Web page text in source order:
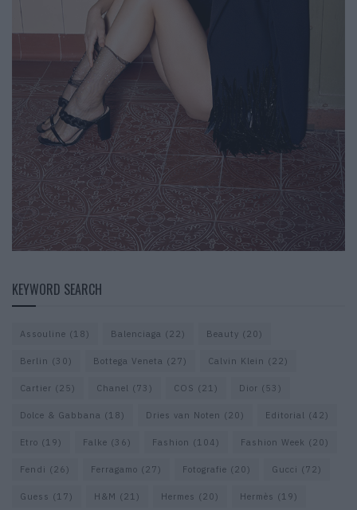
KEYWORD SEARCH
Assouline (18) Balenciaga (22) Beauty (20)
Berlin (30) Bottega Veneta (27) Calvin Klein (22)
Cartier (25) Chanel (73) COS (21) Dior (53)
Dolce & Gabbana (18) Dries van Noten (20) Editorial (42)
Etro (19) Falke (36) Fashion (104) Fashion Week (20)
Fendi (26) Ferragamo (27) Fotografie (20) Gucci (72)
Guess (17) H&M (21) Hermes (20) Hermès (19)